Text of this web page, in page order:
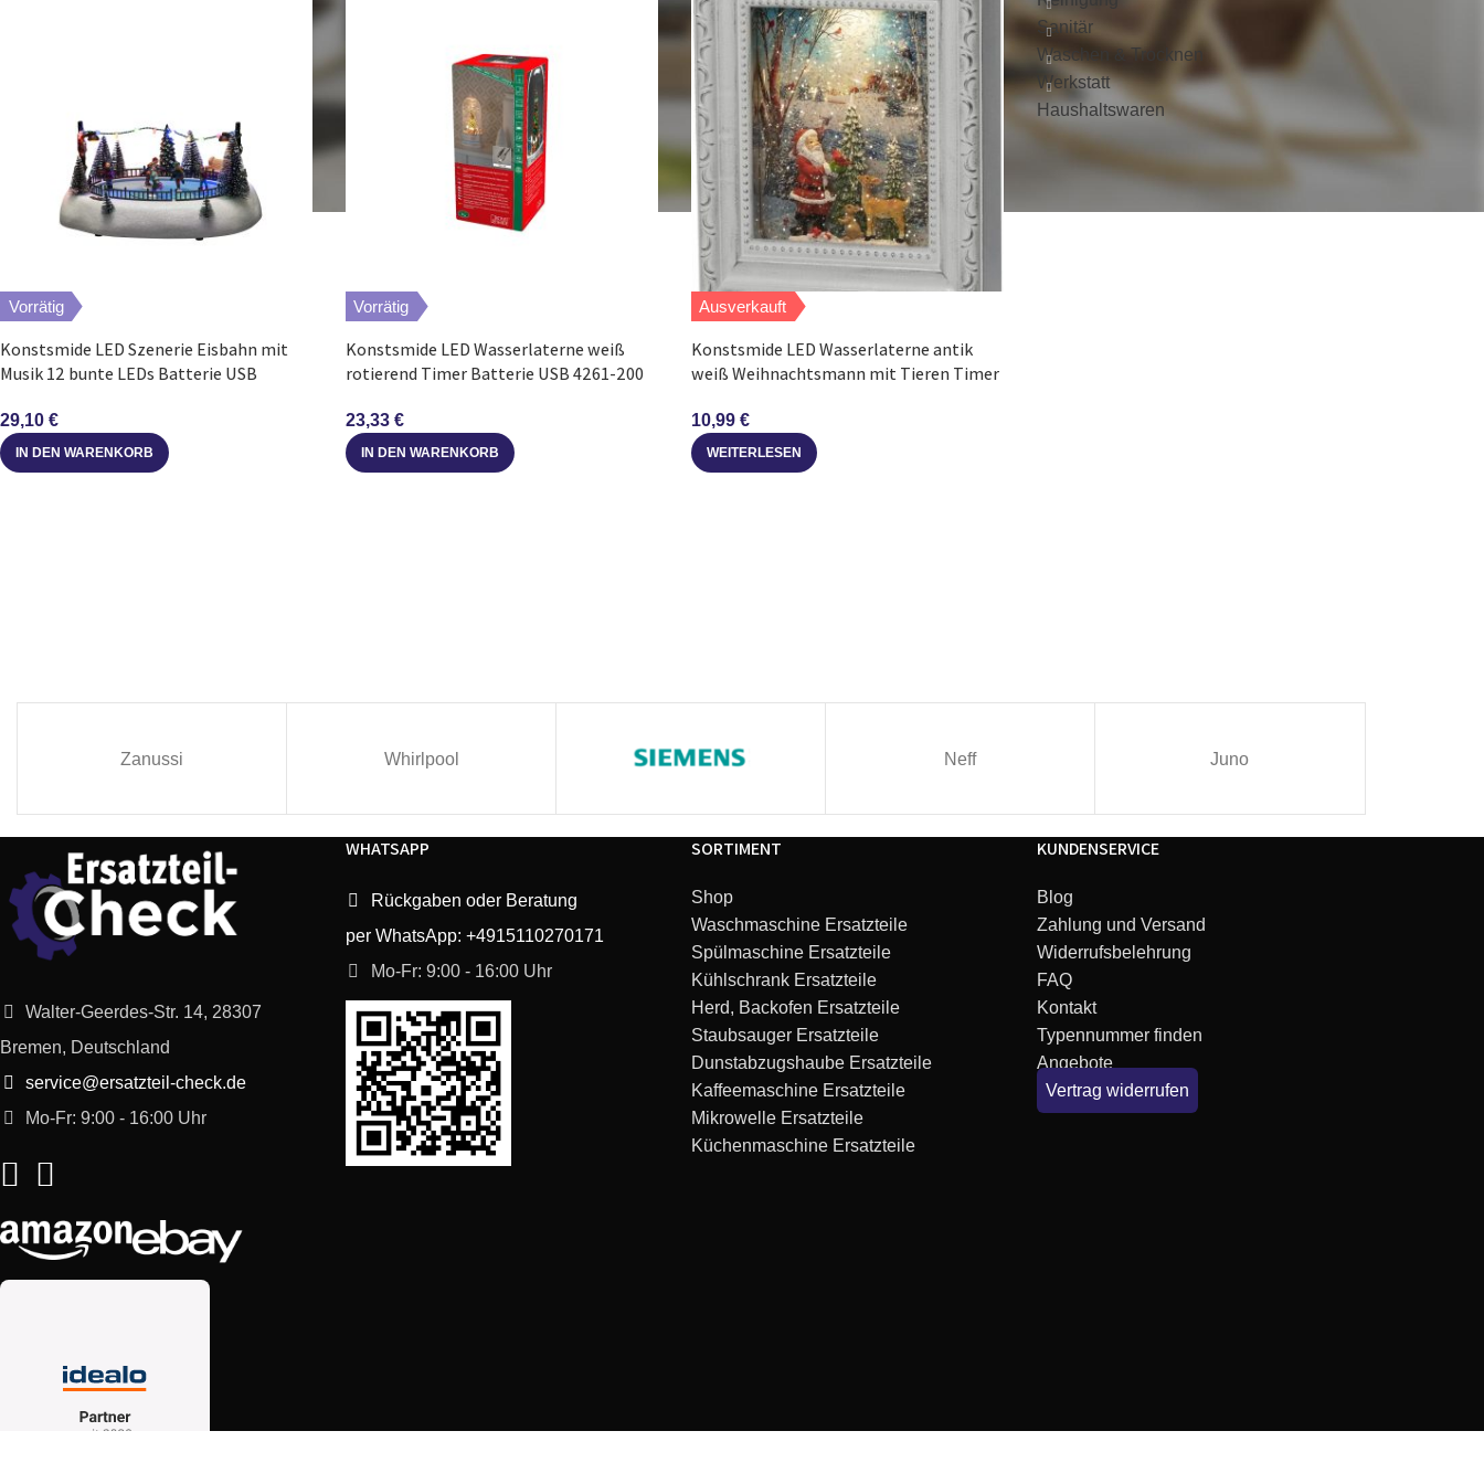
Vorrätig
Konstsmide LED Szenerie Eisbahn mit
Musik 12 bunte LEDs Batterie USB
29,10 €
IN DEN WARENKORB
Vorrätig
Konstsmide LED Wasserlaterne weiß
rotierend Timer Batterie USB 4261-200
23,33 €
IN DEN WARENKORB
Ausverkauft
Konstsmide LED Wasserlaterne antik
weiß Weihnachtsmann mit Tieren Timer
10,99 €
WEITERLESEN
Sanitär
Waschen & Trocknen
Werkstatt
Haushaltswaren
Zanussi Whirlpool Neff Juno
Walter-Geerdes-Str. 14, 28307
Bremen, Deutschland
service@ersatzteil-check.de
Mo-Fr: 9:00 - 16:00 Uhr
WHATSAPP
Rückgaben oder Beratung
per WhatsApp: +4915110270171
Mo-Fr: 9:00 - 16:00 Uhr
SORTIMENT
Shop
Waschmaschine Ersatzteile
Spülmaschine Ersatzteile
Kühlschrank Ersatzteile
Herd, Backofen Ersatzteile
Staubsauger Ersatzteile
Dunstabzugshaube Ersatzteile
Kaffeemaschine Ersatzteile
Mikrowelle Ersatzteile
Küchenmaschine Ersatzteile
KUNDENSERVICE
Blog
Zahlung und Versand
Widerrufsbelehrung
FAQ
Kontakt
Typennummer finden
Angebote
Vertrag widerrufen